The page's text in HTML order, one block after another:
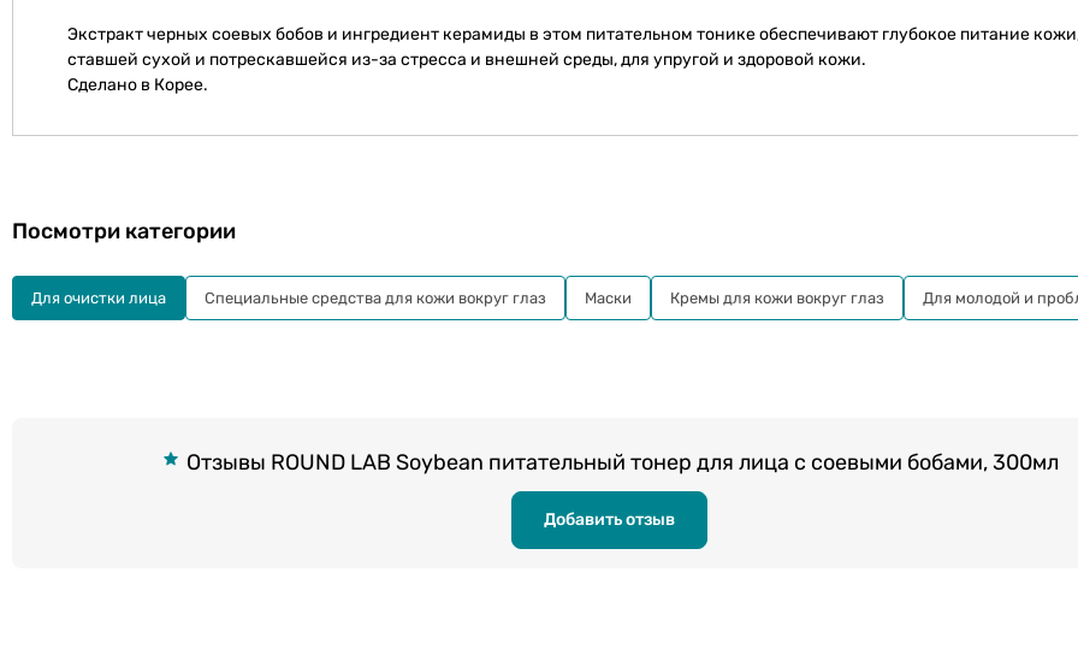
Экстракт черных соевых бобов и ингредиент керамиды в этом питательном тонике обеспечивают глубокое питание
ставшей сухой и потрескавшейся из-за стресса и внешней среды, для упругой и здоровой кожи.
Сделано в Корее.
Отзывы ROUND LAB Soybean питательный тонер для лица с соевыми бобами, 300мл
Добавить отзыв
Посмотри категории
Для очистки лица Специальные средства для кожи вокруг глаз Маски Кремы для кожи вокруг глаз Для молодой и